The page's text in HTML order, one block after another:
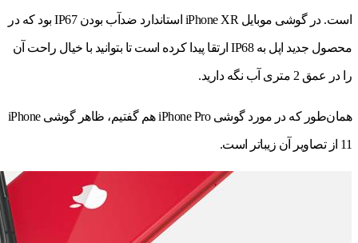
است. در گوشی موبایل iPhone XR استاندارد ضدآب بودن IP67 بود که در
محصول جدید اپل به IP68 ارتقا پیدا کرده است تا بتوانید با خیال راحت آن
را در عمق 2 متری آب نگه دارید.
همان‌طور که در مورد گوشی iPhone Pro هم گفتیم، ظاهر گوشی iPhone
11 از تصاویر آن زیباتر است.